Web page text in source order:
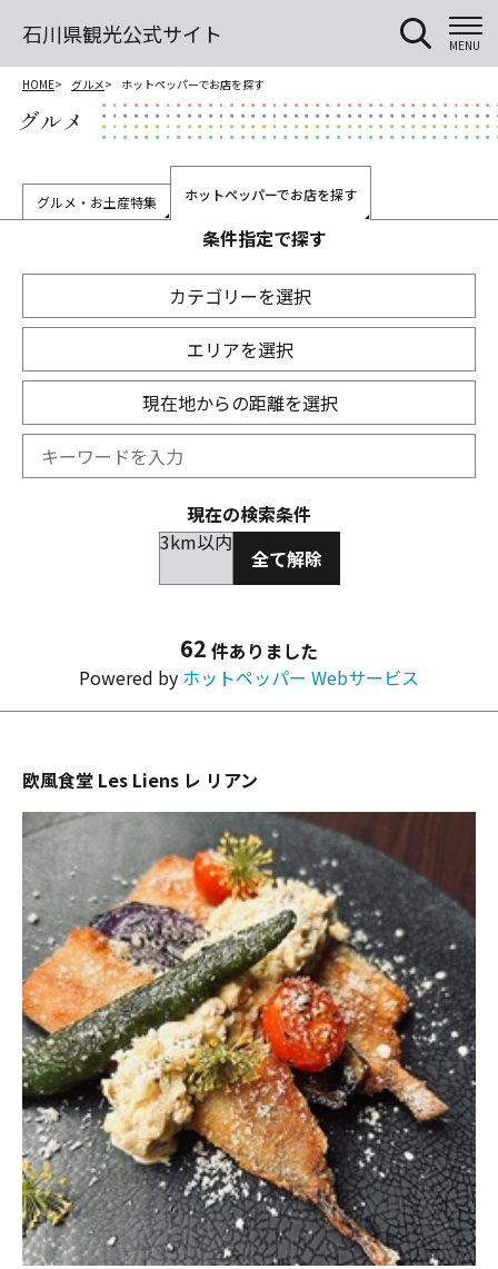
石川県観光公式サイト MENU
HOME グルメ ホットペッパーでお店を探す
グルメ
グルメ・お土産特集 ホットペッパーでお店を探す
条件指定で探す
カテゴリーを選択
エリアを選択
現在地からの距離を選択
現在の検索条件
3km以内
全て解除
62 件ありました
Powered by ホットペッパー Webサービス
欧風食堂 Les Liens レ リアン